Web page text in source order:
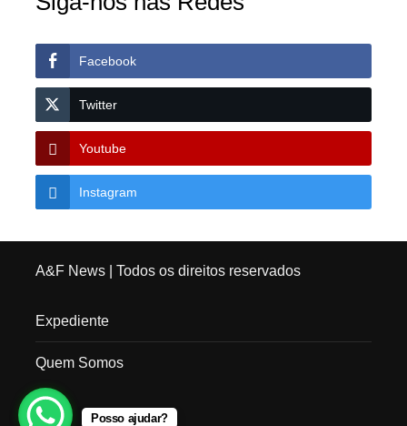
Facebook
Twitter
Youtube
Instagram
A&F News| Todos os direitos reservados
Expediente
Quem Somos
Posso ajudar?